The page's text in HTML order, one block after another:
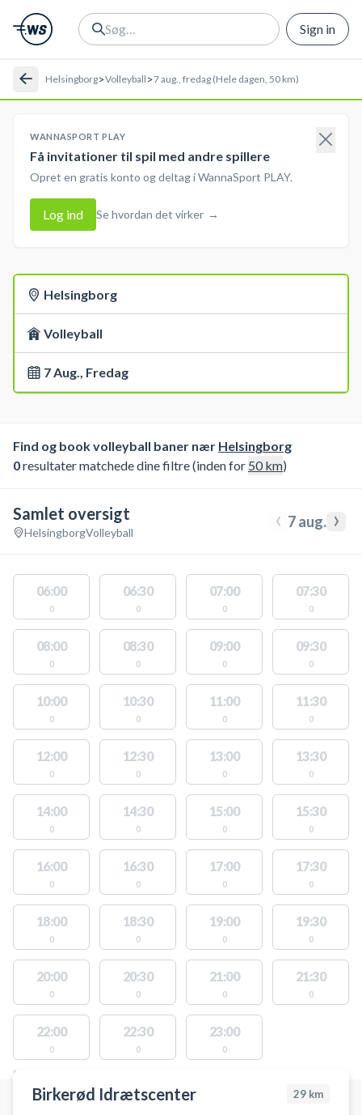
Sign in
Helsingborg>Volleyball >7 aug., fredag (Hele dagen, 50 km)
WANNASPORT PLAY
Få invitationer til spil med andre spillere
Opret en gratis konto og deltag i WannaSport PLAY.
Log ind Se hvordan det virker →
Helsingborg
Volleyball
7 Aug., Fredag
Find og book volleyball baner nær Helsingborg
0resultater matchede dine filtre (inden for 50km)
Samlet oversigt
HelsingborgVolleyball ‹ 7 aug. ›
06:00
0
06:30
0
07:00
0
07:30
0
08:00
0
08:30
0
09:00
0
09:30
0
10:00
0
10:30
0
11:00
0
11:30
0
12:00
0
12:30
0
13:00
0
13:30
0
14:00
0
14:30
0
15:00
0
15:30
0
16:00
0
16:30
0
17:00
0
17:30
0
18:00
0
18:30
0
19:00
0
19:30
0
20:00
0
20:30
0
21:00
0
21:30
0
22:00
0
22:30
0
23:00
0
STEDER MED LEDIGE AKTIVITETER
Birkerød Idrætscenter 29 km